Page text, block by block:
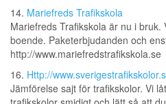
14. Mariefreds Trafikskola
Mariefreds Trafikskola är nu i
boende. Paketerbjudanden och
http://www.mariefredstrafikskola.se
16. Http://
Jämförelse sajt för trafikskolor. Vi